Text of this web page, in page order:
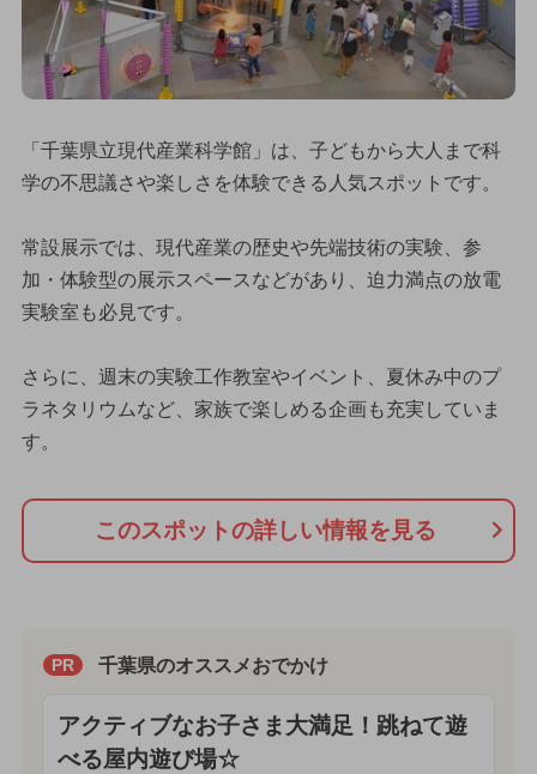
「千葉県立現代産業科学館」は、子どもから大人まで科
学の不思議さや楽しさを体験できる人気スポットです。
常設展示では、現代産業の歴史や先端技術の実験、参
加・体験型の展示スペースなどがあり、迫力満点の放電
実験室も必見です。
さらに、週末の実験工作教室やイベント、夏休み中のプ
ラネタリウムなど、家族で楽しめる企画も充実していま
す。
このスポットの詳しい情報を見る
PR 千葉県のオススメおでかけ
アクティブなお子さま大満足！跳ねて遊
べる屋内遊び場☆